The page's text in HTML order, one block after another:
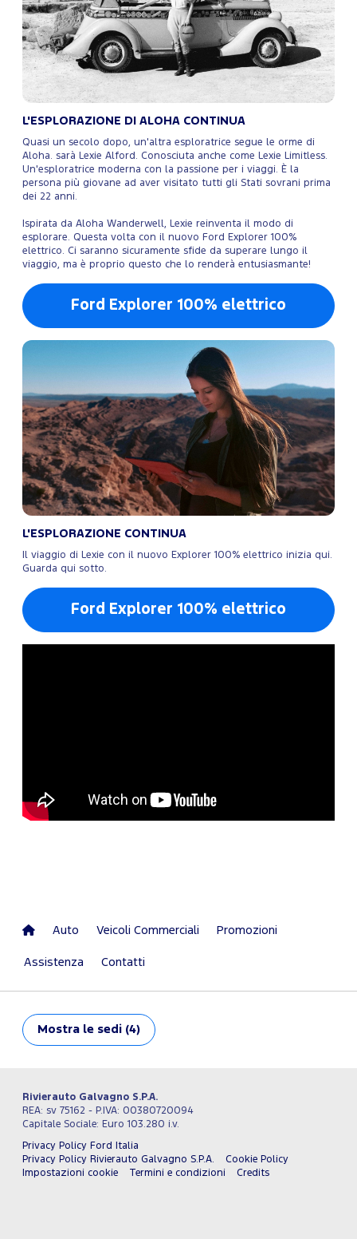
L'ESPLORAZIONE DI ALOHA CONTINUA
Quasi un secolo dopo, un'altra esploratrice segue le orme di
Aloha. sarà Lexie Alford. Conosciuta anche come Lexie Limitless.
Un'esploratrice moderna con la passione per i viaggi. È la
persona più giovane ad aver visitato tutti gli Stati sovrani prima
dei 22 anni.
Ispirata da Aloha Wanderwell, Lexie reinventa il modo di
esplorare. Questa volta con il nuovo Ford Explorer 100%
elettrico. Ci saranno sicuramente sfide da superare lungo il
viaggio, ma è proprio questo che lo renderà entusiasmante!
Ford Explorer 100% elettrico
L'ESPLORAZIONE CONTINUA
Il viaggio di Lexie con il nuovo Explorer 100% elettrico inizia qui.
Guarda qui sotto.
Ford Explorer 100% elettrico
Auto Veicoli Commerciali Promozioni
Assistenza Contatti
Mostra le sedi (4)
Rivierauto Galvagno S.P.A.
REA: sv 75162 - P.IVA: 00380720094
Capitale Sociale: Euro 103.280 i.v.
Privacy Policy Ford Italia
Privacy Policy Rivierauto Galvagno S.P.A.
Cookie Policy
Impostazioni cookie
Termini e condizioni Credits